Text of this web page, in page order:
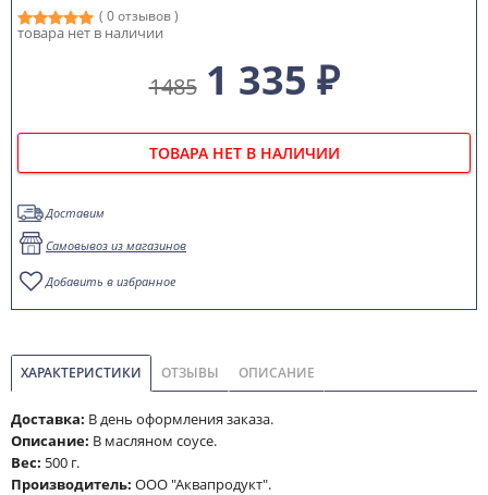
( 0 отзывов )
товара нет в наличии
1485 1 335 ₽
ТОВАРА НЕТ В НАЛИЧИИ
Доставим
Самовывоз из магазинов
Добавить в избранное
ХАРАКТЕРИСТИКИ ОТЗЫВЫ ОПИСАНИЕ
Доставка: В день оформления заказа.
Описание: В масляном соусе.
Вес: 500 г.
Производитель: ООО "Аквапродукт".